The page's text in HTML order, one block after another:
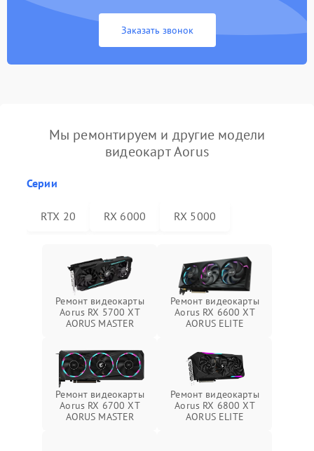
Заказать звонок
Мы ремонтируем и другие модели
видеокарт Aorus
Серии
RTX 20 RX 6000 RX 5000
Ремонт видеокарты
Aorus RX 5700 XT
AORUS MASTER
Ремонт видеокарты
Aorus RX 6600 XT
AORUS ELITE
Ремонт видеокарты
Aorus RX 6700 XT
AORUS MASTER
Ремонт видеокарты
Aorus RX 6800 XT
AORUS ELITE